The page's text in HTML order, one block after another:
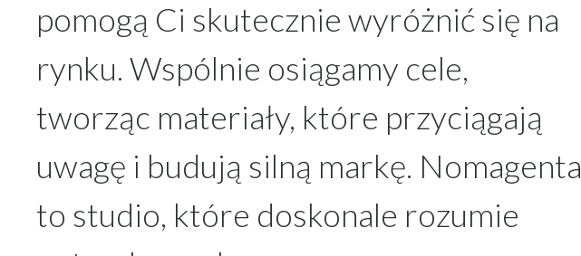
pomogą Ci skutecznie wyróżnić się na
rynku. Wspólnie osiągamy cele,
tworząc materiały, które przyciągają
uwagę i budują silną markę. Nomagenta
to studio, które doskonale rozumie